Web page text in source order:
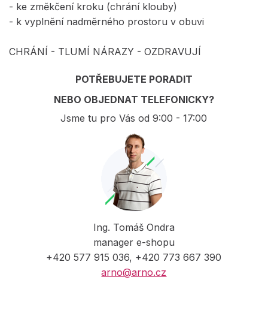
- ke změkčení kroku (chrání klouby)
- k vyplnění nadměrného prostoru v obuvi
CHRÁNÍ - TLUMÍ NÁRAZY - OZDRAVUJÍ
POTŘEBUJETE PORADIT
NEBO OBJEDNAT TELEFONICKY?
Jsme tu pro Vás od 9:00 - 17:00
Ing. Tomáš Ondra
manager e-shopu
+420 577 915 036, +420 773 667 390
arno@arno.cz